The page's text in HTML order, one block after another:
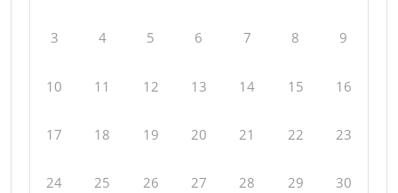
3 4 5 6 7 8 9
10 11 12 13 14 15 16
17 18 19 20 21 22 23
24 25 26 27 28 29 30